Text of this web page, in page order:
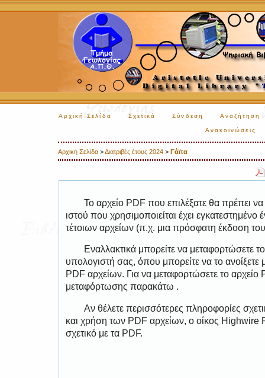
Αρχική Σελίδα Σχετικά Σύνδεση Αναζήτηση
Ανακοινώσεις
Αρχική Σελίδα >Διατριβές έτους 2024 > Γάϊτα
Το αρχείο PDF που επιλέξατε θα πρέπει
ιστού που χρησιμοποιείται έχει
τέτοιων αρχείων (π.χ. μια πρόσφατη έκδοση
Εναλλακτικά μπορείτε να μεταφορτώσετε
υπολογιστή σας, όπου μπορείτε να το
PDF αρχείων. Για να μεταφορτώσετε το
μεταφόρτωσης παρακάτω .
Αν θέλετε περισσότερες πληροφορίες
και χρήση των PDF αρχείων, ο οίκος Highwire
σχετικό με τα PDF.